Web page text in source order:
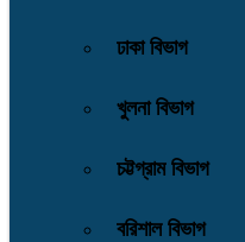
ঢাকা বিভাগ
খুলনা বিভাগ
চট্টগ্রাম বিভাগ
বরিশাল বিভাগ